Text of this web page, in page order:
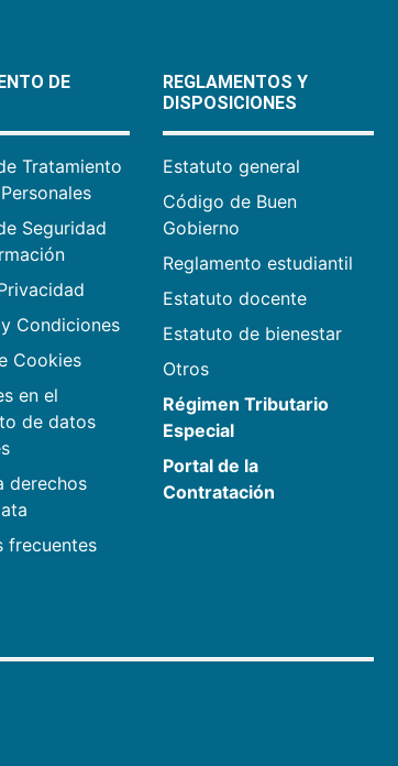
DE
Tratamiento
Seguridad
Condiciones
Cookies
en el
de datos
derechos
frecuentes
REGLAMENTOS Y
DISPOSICIONES
Estatuto general
Código de Buen
Gobierno
Reglamento estudiantil
Estatuto docente
Estatuto de bienestar
Otros
Régimen Tributario
Especial
Portal de la
Contratación